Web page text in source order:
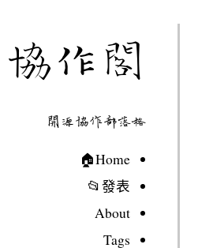
協作閣
開源協作部落格
Home🏠
發表📂
About
Tags